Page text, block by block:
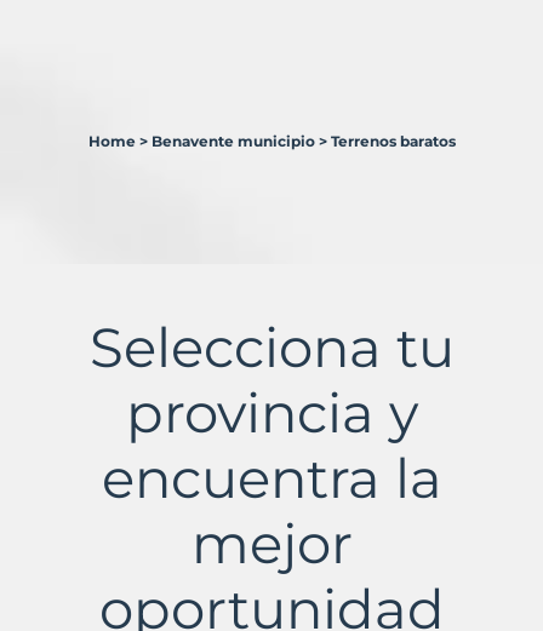
Murbalands
Home > Benavente municipio > Terrenos baratos
Selecciona tu
provincia y
encuentra la
mejor
oportunidad